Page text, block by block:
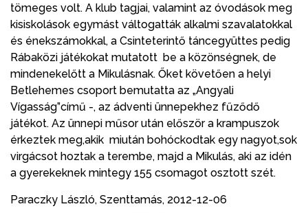
tömeges volt. A klub tagjai, valamint az óvodások meg
kisiskolások egymást váltogatták alkalmi szavalatokkal
és énekszámokkal, a Csinteterintő táncegyüttes pedig
Rábaközi játékokat mutatott be a közönségnek, de
mindenekelőtt a Mikulásnak. Őket követően a helyi
Betlehemes csoport bemutatta az „Angyali
Vígasság”című -, az ádventi ünnepekhez fűződő
játékot. Az ünnepi műsor után először a krampuszok
érkeztek meg,akik miután bohóckodtak egy nagyot,sok
virgácsot hoztak a terembe, majd a Mikulás, aki az idén
a gyerekeknek mintegy 155 csomagot osztott szét.
Paraczky László, Szenttamás, 2012-12-06